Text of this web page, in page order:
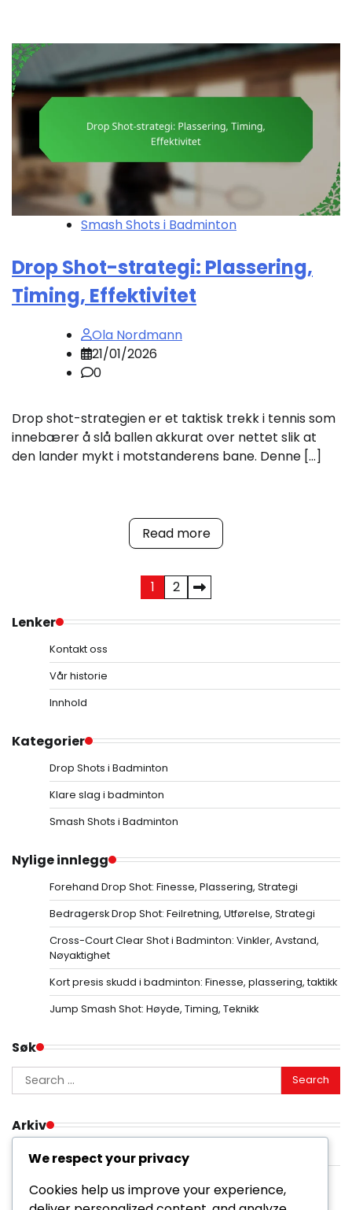
Smash Shots i Badminton
Drop Shot-strategi: Plassering,
Timing, Effektivitet
Ola Nordmann
21/01/2026
0
Drop shot-strategien er et taktisk trekk i tennis som
innebærer å slå ballen akkurat over nettet slik at
den lander mykt i motstanderens bane. Denne […]
Read more
pagination
1
2
Lenker
Kontakt oss
Vår historie
Innhold
Kategorier
Drop Shots i Badminton
Klare slag i badminton
Smash Shots i Badminton
Nylige innlegg
Forehand Drop Shot: Finesse, Plassering, Strategi
Bedragersk Drop Shot: Feilretning, Utførelse, Strategi
Cross-Court Clear Shot i Badminton: Vinkler, Avstand,
Nøyaktighet
Kort presis skudd i badminton: Finesse, plassering, taktikk
Jump Smash Shot: Høyde, Timing, Teknikk
Søk
Search
for:
Arkiv
February 2026
We respect your privacy
Cookies help us improve your experience,